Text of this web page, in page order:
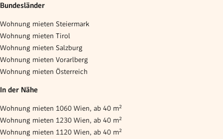
Bundesländer
Wohnung mieten Steiermark
Wohnung mieten Tirol
Wohnung mieten Salzburg
Wohnung mieten Vorarlberg
Wohnung mieten Österreich
In der Nähe
Wohnung mieten 1060 Wien, ab 40 m²
Wohnung mieten 1230 Wien, ab 40 m²
Wohnung mieten 1120 Wien, ab 40 m²